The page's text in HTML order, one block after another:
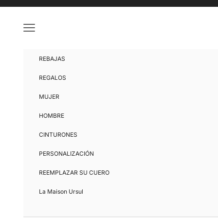
Menú
REBAJAS
REGALOS
MUJER
HOMBRE
CINTURONES
PERSONALIZACIÓN
REEMPLAZAR SU CUERO
La Maison Ursul